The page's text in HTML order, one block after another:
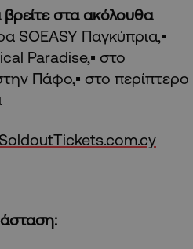
βρείτε στα ακόλουθα
SOEASY Παγκύπρια,▪
Paradise,▪ στο
Πάφο,▪ στο περίπτερο